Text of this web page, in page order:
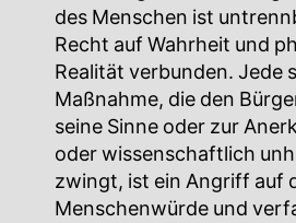
des Menschen ist
Recht auf Wahrheit und
Realität verbunden. Jede
Maßnahme, die den
seine Sinne oder zur
oder wissenschaftlich
zwingt, ist ein Angriff auf
Menschenwürde und